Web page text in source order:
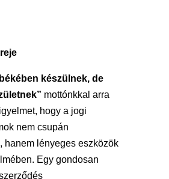
készülnek, de
mottónkkal arra
hogy a jogi
nem csupán
hanem lényeges eszközök
Egy gondosan